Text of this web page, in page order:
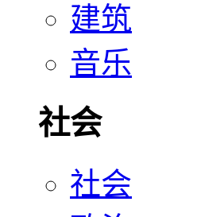
建筑
音乐
社会
社会